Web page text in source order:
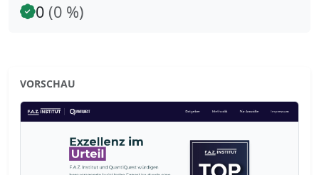
0 (0 %)
VORSCHAU